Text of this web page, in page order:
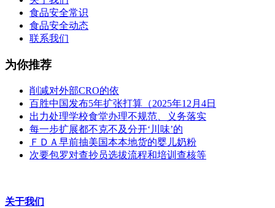
食品安全常识
食品安全动态
联系我们
为你推荐
削减对外部CRO的依
百胜中国发布5年扩张打算（2025年12月4日
出力处理学校食堂办理不规范、义务落实
每一步扩展都不克不及分开‘川味’的
ＦＤＡ早前抽美国本本地货的婴儿奶粉
次要包罗对查抄员选拔流程和培训查核等
关于我们